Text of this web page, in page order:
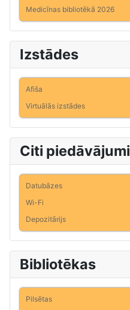
Medicīnas bibliotēkā 2026
Izstādes
Afiša
Virtuālās izstādes
Citi piedāvājumi
Datubāzes
Wi-Fi
Depozitārijs
Bibliotēkas
Pilsētas